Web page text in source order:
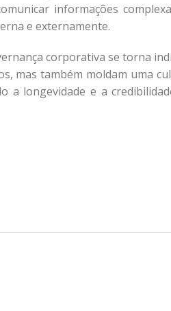
informações
e externamente.
corporativa se torna
mas também moldam uma
a longevidade e a